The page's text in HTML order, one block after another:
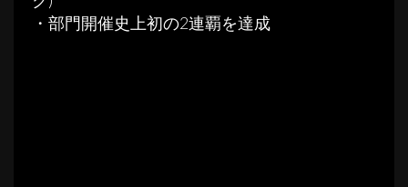
・部門開催史上初の2連覇を達成